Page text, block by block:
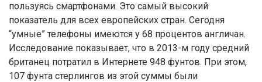
пользуясь смартфонами. Это самый высокий
показатель для всех европейских стран. Сегодня
“умные” телефоны имеются у 68 процентов англичан.
Исследование показывает, что в 2013-м году средний
британец потратил в Интернете 948 фунтов. При этом,
107 фунта стерлингов из этой суммы были